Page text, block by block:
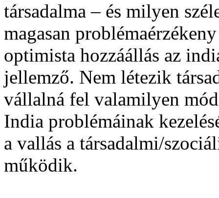
társadalma – és milyen
magasan
optimista hozzáállás az
jellemző. Nem létezik
vállalná fel valamilyen
India problémáinak
a vallás a társadalmi/
működik.